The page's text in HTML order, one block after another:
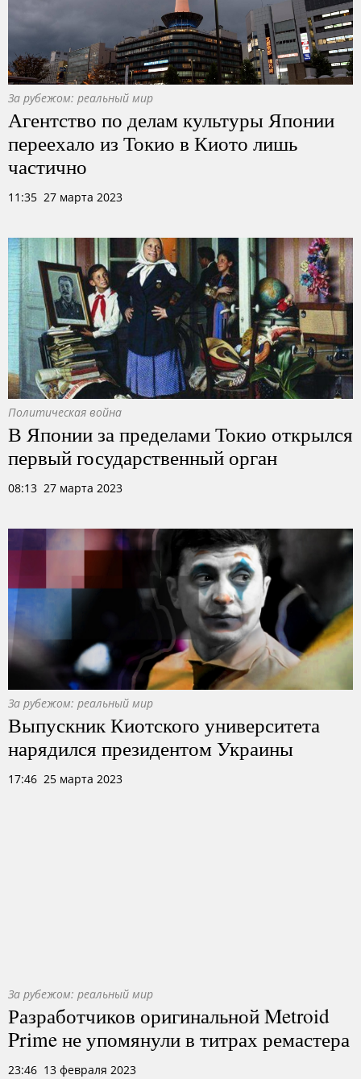
За рубежом: реальный мир
Агентство по делам культуры Японии
переехало из Токио в Киото лишь
частично
11:35 27 марта 2023
Политическая война
В Японии за пределами Токио открылся
первый государственный орган
08:13 27 марта 2023
За рубежом: реальный мир
Выпускник Киотского университета
нарядился президентом Украины
17:46 25 марта 2023
За рубежом: реальный мир
Разработчиков оригинальной Metroid
Prime не упомянули в титрах ремастера
23:46 13 февраля 2023